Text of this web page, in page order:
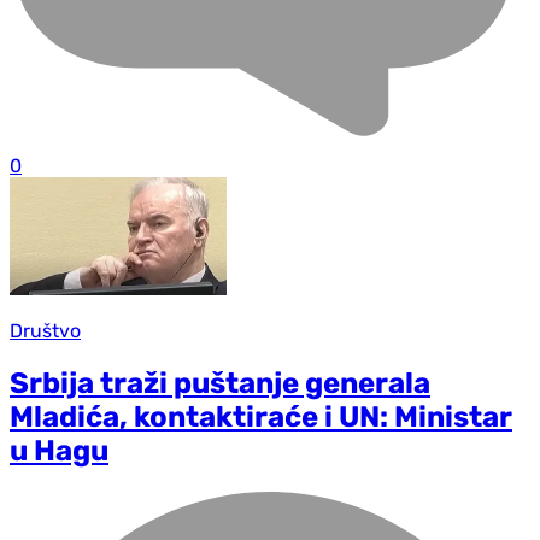
0
Društvo
Srbija traži puštanje generala
Mladića, kontaktiraće i UN: Ministar
u Hagu